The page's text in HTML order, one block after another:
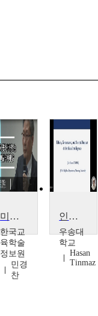
미래교육 정책 거버넌스는 어떻게 바뀌어야 하나
한국교
육학술
정보원
민경
찬
인공지능의 윤리, 거버넌스 및 사회적 영향
우송대
학교
Hasan
Tinmaz